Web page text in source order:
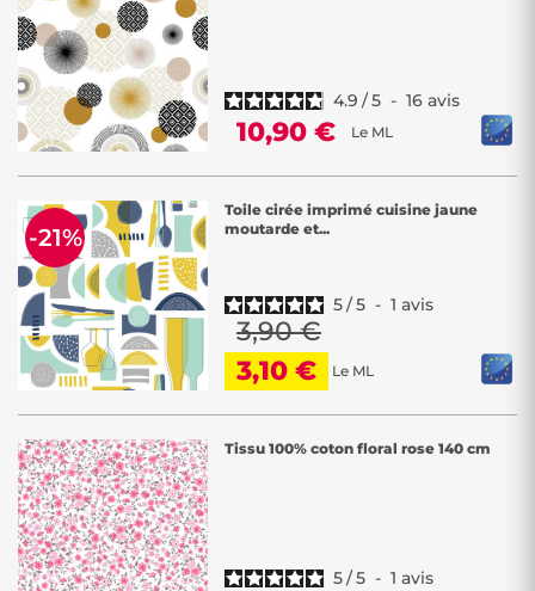
4.9 /5 - 16 avis
10,90 € Le ML
Toile cirée imprimé cuisine jaune
moutarde et...
5/5 - 1 avis
3,90 €
3,10 €
Le ML
-21%
Tissu 100% coton floral rose 140 cm
5/5 - 1 avis